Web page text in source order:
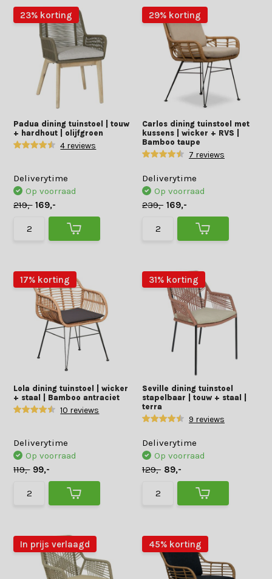
23% korting
Padua dining tuinstoel | touw
+ hardhout | olijfgroen
4 reviews
Deliverytime
Op voorraad
219,- 169,-
29% korting
Carlos dining tuinstoel met
kussens | wicker + RVS |
Bamboo taupe
7 reviews
Deliverytime
Op voorraad
239,- 169,-
17% korting
Lola dining tuinstoel | wicker
+ staal | Bamboo antraciet
10 reviews
Deliverytime
Op voorraad
119,- 99,-
31% korting
Seville dining tuinstoel
stapelbaar | touw + staal |
terra
9 reviews
Deliverytime
Op voorraad
129,- 89,-
In prijs verlaagd 45% korting